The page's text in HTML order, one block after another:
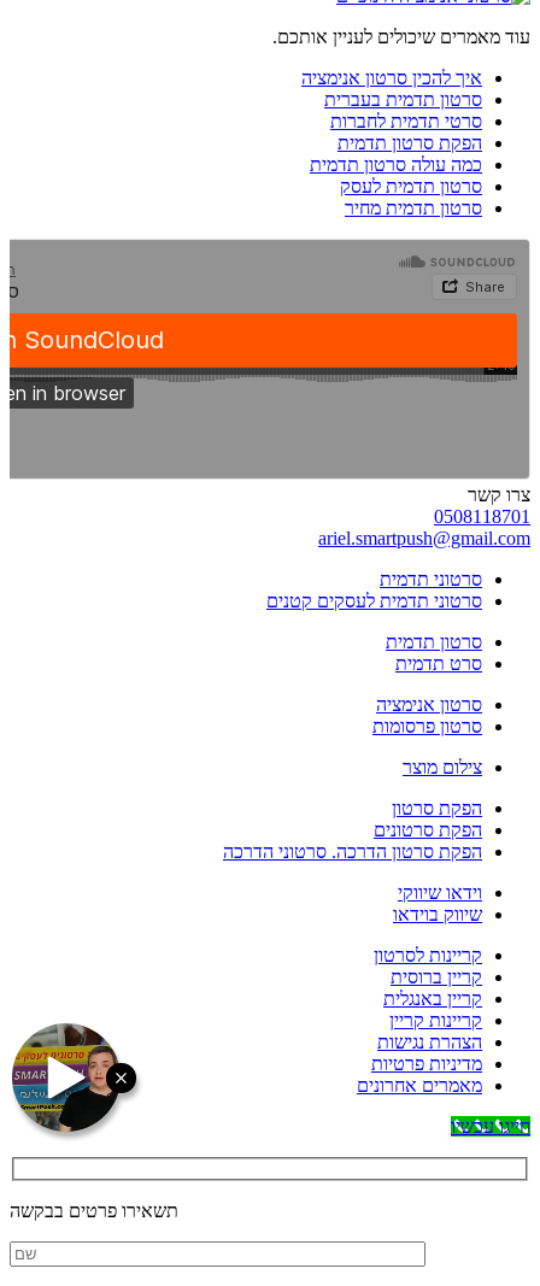
עוד מאמרים שיכולים לעניין אותכם.
איך להכין סרטון אנימציה
סרטון תדמית בעברית
סרטי תדמית לחברות
הפקת סרטון תדמית
כמה עולה סרטון תדמית
סרטון תדמית לעסק
סרטון תדמית מחיר
צרו קשר
0508118701
ariel.smartpush@gmail.com
סרטוני תדמית
סרטוני תדמית לעסקים קטנים
סרטון תדמית
סרט תדמית
סרטון אנימציה
סרטון פרסומות
צילום מוצר
הפקת סרטון
הפקת סרטונים
הפקת סרטון הדרכה. סרטוני הדרכה
וידאו שיווקי
שיווק בוידאו
קריינות לסרטון
קריין ברוסית
קריין באנגלית
קריינות קריין
הצהרת נגישות
מדיניות פרטיות
מאמרים אחרונים
חייגו עכשיו
תשאירו פרטים בבקשה